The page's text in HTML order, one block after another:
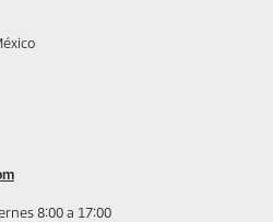
8:00 a 17:00